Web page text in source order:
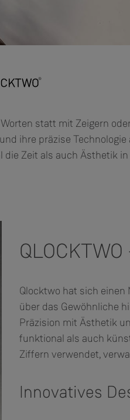
statt mit Zeigern
ihre präzise Technologie
Zeit als auch Ästhetik
Qlocktwo hat sich
über das Gewöhnliche
Präzision mit Ästhetik
funktional als auch
Ziffern verwendet,
Innovatives